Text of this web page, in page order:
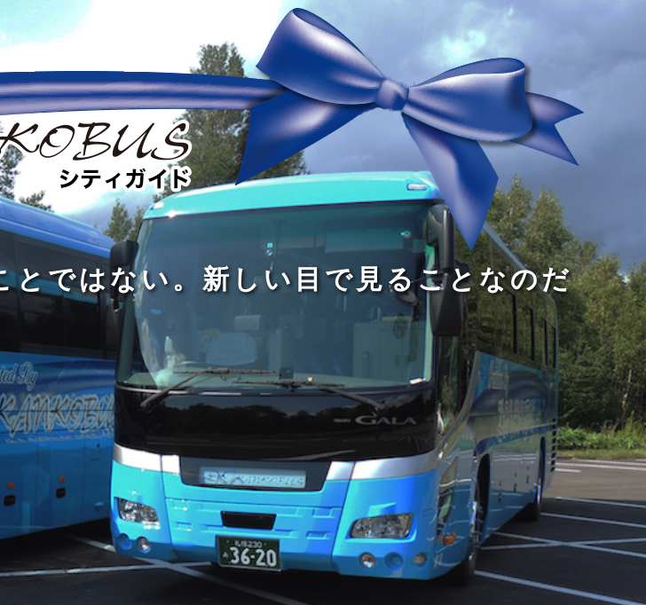
こそ価 値があ る
とでは ない。 新 し い 目 で 見 ることなのだ
人と会い、本を読み、旅をすることだ
るために旅を する
こそ価 値があ る
に出たくてし ょう がな い小 さな子供がいる
ではなく、旅 を す る ため である
の大き な泉で あ る